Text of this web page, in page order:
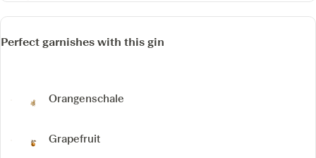
Perfect garnishes with this gin
Orangenschale
Grapefruit